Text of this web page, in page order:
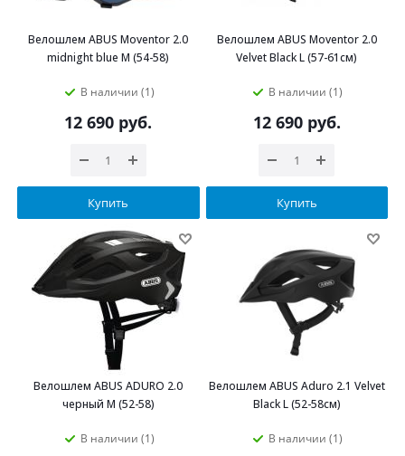
Велошлем ABUS Moventor 2.0
midnight blue M (54-58)
В наличии (1)
12 690 руб.
Купить
Велошлем ABUS Moventor 2.0
Velvet Black L (57-61см)
В наличии (1)
12 690руб.
Купить
Велошлем ABUS ADURO 2.0
черный M (52-58)
В наличии (1)
Велошлем ABUS Aduro 2.1 Velvet
Black L (52-58см)
В наличии (1)